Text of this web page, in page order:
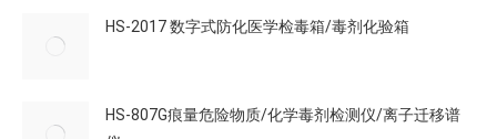
HS-2017 数字式防化医学检毒箱/毒剂化验箱
HS-807G痕量危险物质/化学毒剂检测仪/离子迁移谱